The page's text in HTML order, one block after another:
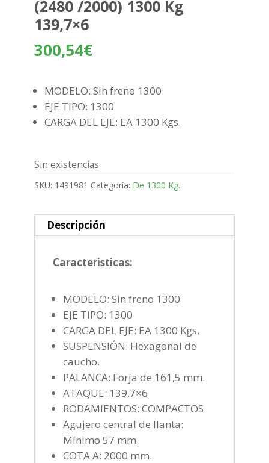
(2480 /2000) 1300 Kg
139,7×6
300,54€
MODELO: Sin freno 1300
EJE TIPO: 1300
CARGA DEL EJE: EA 1300 Kgs.
Sin existencias
SKU: 1491981 Categoría: De 1300 Kg.
Descripción
Caracteristicas:
MODELO: Sin freno 1300
EJE TIPO: 1300
CARGA DEL EJE: EA 1300 Kgs.
SUSPENSIÓN: Hexagonal de
caucho.
PALANCA: Forja de 161,5 mm.
ATAQUE: 139,7×6
RODAMIENTOS: COMPACTOS
Agujero central de llanta:
Mínimo 57 mm.
COTA A: 2000 mm.